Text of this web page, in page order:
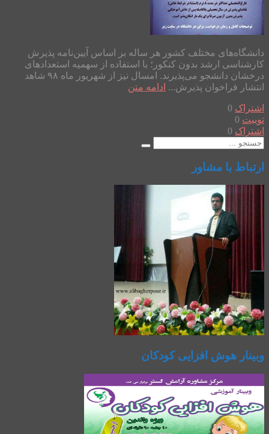
دانشگاه‌های مختلف کشور هر ساله بر اساس آیین‌نامه پذیرش
کارشناسی ارشد بدون کنکور؛ با استفاده از سهمیه استعدادهای
درخشان دانشجو می‌پذیرند. امسال نیز از شهریور ماه ۹۸ شاهد
انتشار فراخوان پذیرش... ادامه متن
اشتراک 0
توییت 0
اشتراک 0
ارتباط با مشاور
وبینار هوش افزایی کودکان